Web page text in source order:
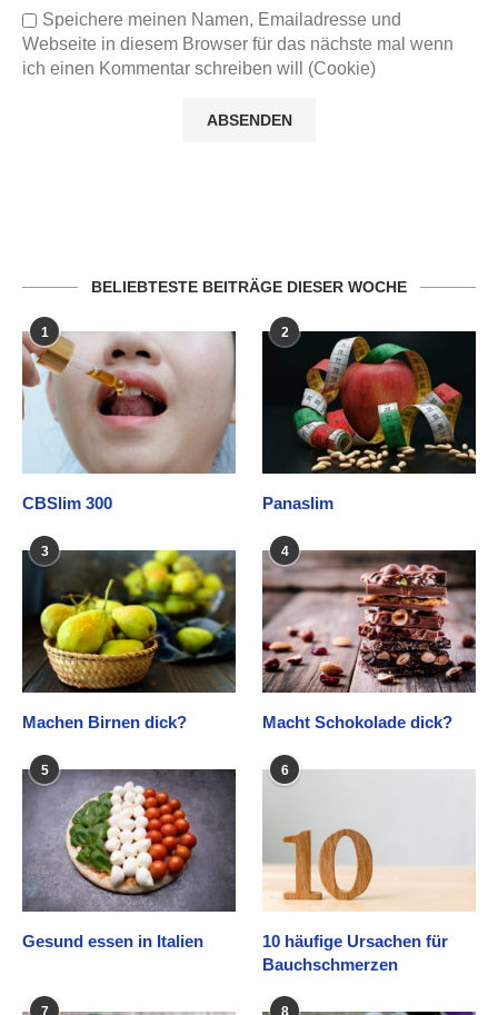
Speichere meinen Namen, Emailadresse und
Webseite in diesem Browser für das nächste mal wenn
ich einen Kommentar schreiben will (Cookie)
BELIEBTESTE BEITRÄGE DIESER WOCHE
1
CBSlim 300
2
Panaslim
3
Machen Birnen dick?
4
Macht Schokolade dick?
5
Gesund essen in Italien
6
10 häufige Ursachen für
Bauchschmerzen